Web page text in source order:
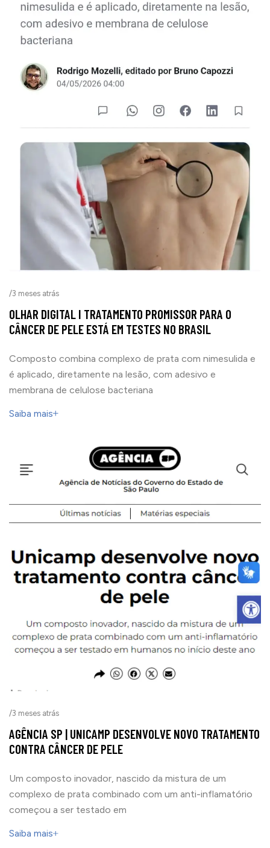
/3 meses atrás
OLHAR DIGITAL I TRATAMENTO PROMISSOR PARA O
CÂNCER DE PELE ESTÁ EM TESTES NO BRASIL
Composto combina complexo de prata com nimesulida e
é aplicado, diretamente na lesão, com adesivo e
membrana de celulose bacteriana
Saiba mais
/3 meses atrás
AGÊNCIA SP | UNICAMP DESENVOLVE NOVO TRATAMENTO
CONTRA CÂNCER DE PELE
Um composto inovador, nascido da mistura de um
complexo de prata combinado com um anti-inflamatório
começou a ser testado em
Saiba mais